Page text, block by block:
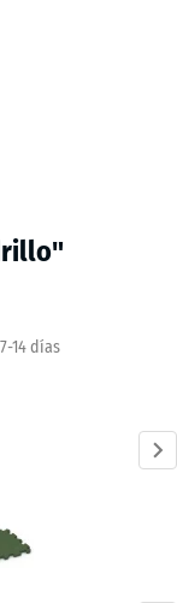
7-14 días